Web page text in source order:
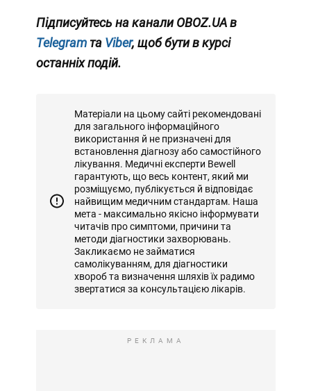
Підписуйтесь на канали OBOZ.UA в
Telegram та Viber, щоб бути в курсі
останніх подій.
Матеріали на цьому сайті рекомендовані
для загального інформаційного
використання й не призначені для
встановлення діагнозу або самостійного
лікування. Медичні експерти Bewell
гарантують, що весь контент, який ми
розміщуємо, публікується й відповідає
найвищим медичним стандартам. Наша
мета - максимально якісно інформувати
читачів про симптоми, причини та
методи діагностики захворювань.
Закликаємо не займатися
самолікуванням, для діагностики
хвороб та визначення шляхів їх радимо
звертатися за консультацією лікарів.
РЕКЛАМА